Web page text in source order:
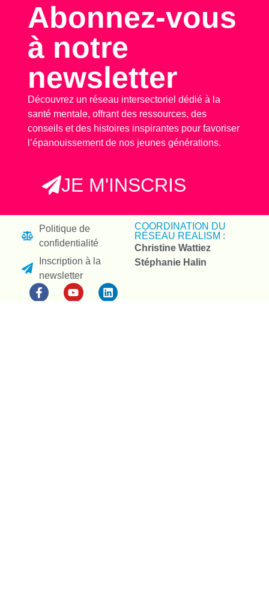
Abonnez-vous
à notre
newsletter
Découvrez un réseau intersectoriel dédié à la
santé mentale, offrant des ressources, des
conseils et des histoires inspirantes pour favoriser
l’épanouissement de nos jeunes générations.
JE M'INSCRIS
Politique de
confidentialité
Inscription à la
newsletter
COORDINATION DU
RÉSEAU REALISM :
Christine Wattiez
Stéphanie Halin